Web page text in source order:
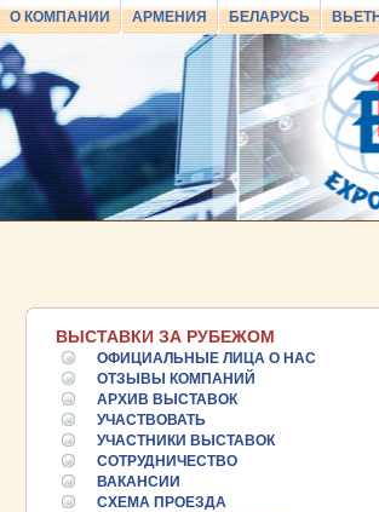
О КОМПАНИИ АРМЕНИЯ БЕЛАРУСЬ
ВЫСТАВКИ ЗА РУБЕЖОМ
ОФИЦИАЛЬНЫЕ ЛИЦА О НАС
ОТЗЫВЫ КОМПАНИЙ
АРХИВ ВЫСТАВОК
УЧАСТВОВАТЬ
УЧАСТНИКИ ВЫСТАВОК
СОТРУДНИЧЕСТВО
ВАКАНСИИ
СХЕМА ПРОЕЗДА
25.06.2026 ::Пост-релиз
25.06.2026 ::Деловая программа EXPO EURASIA
VIETNAM 2026